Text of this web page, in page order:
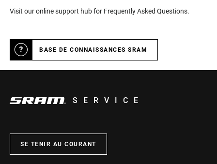
Visit our online support hub for Frequently Asked Questions.
BASE DE CONNAISSANCES SRAM
SERVICE
SE TENIR AU COURANT